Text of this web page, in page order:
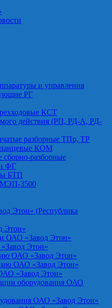
и управления
РГ
КСТ
действия (РП, РД-А, РД-
разборные ТПр, ТР
КОМ
разборные
ФГ
БТП
МЭП-3500
Этон» (Республика
Этон»
ОАО «Завод Этон»
Этон»
ОАО «Завод Этон»
ОАО «Завод Этон»
«Завод Этон»
оборудования ОАО
ОАО «Завод Этон»